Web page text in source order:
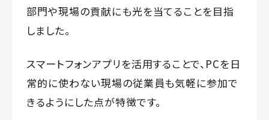
部門や現場の貢献にも光を当てることを目指
しました。
スマートフォンアプリを活用することで、PCを日
常的に使わない現場の従業員も気軽に参加で
きるようにした点が特徴です。